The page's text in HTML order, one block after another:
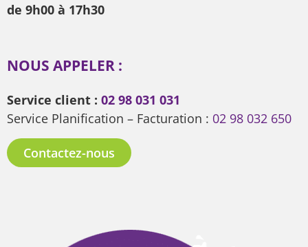
de 9h00 à 17h30
NOUS APPELER :
Service client : 02 98 031 031
Service Planification – Facturation : 02 98 032 650
Contactez-nous